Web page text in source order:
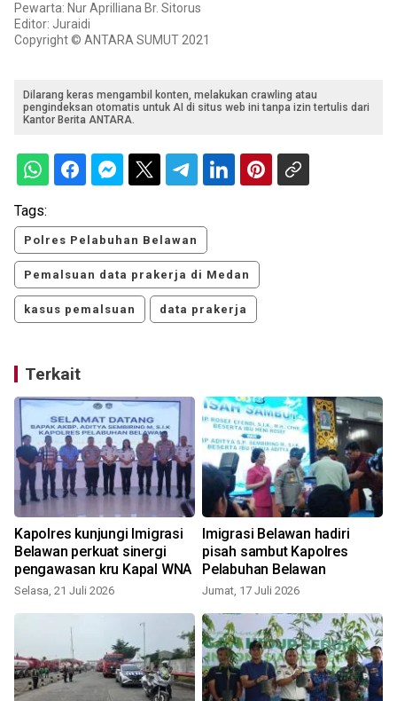
Pewarta: Nur Aprilliana Br. Sitorus
Editor: Juraidi
Copyright © ANTARA SUMUT 2021
Dilarang keras mengambil konten, melakukan crawling atau
pengindeksan otomatis untuk AI di situs web ini tanpa izin tertulis dari
Kantor Berita ANTARA.
Tags:
Polres Pelabuhan Belawan
Pemalsuan data prakerja di Medan
kasus pemalsuan data prakerja
Terkait
Kapolres kunjungi Imigrasi
Belawan perkuat sinergi
pengawasan kru Kapal WNA
Selasa, 21 Juli 2026
Imigrasi Belawan hadiri
pisah sambut Kapolres
Pelabuhan Belawan
Jumat, 17 Juli 2026